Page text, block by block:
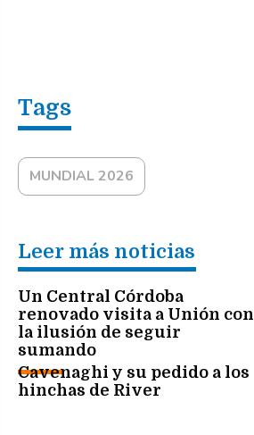
MUNDIAL 2026
Leer más noticias
Un Central Córdoba
renovado visita a Unión con
la ilusión de seguir
sumando
Cavenaghi y su pedido a los
hinchas de River